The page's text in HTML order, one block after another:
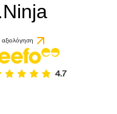
αξιολόγηση